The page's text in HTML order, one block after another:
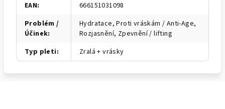
EAN:
666151031098
Problém /
Účinek:
Hydratace, Proti vráskám / Anti-Age,
Rozjasnění, Zpevnění / lifting
Typ pleti: Zralá + vrásky